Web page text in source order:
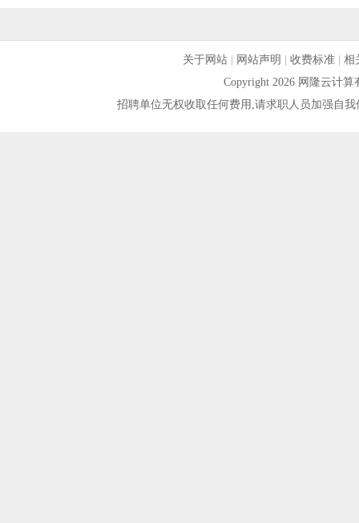
关于网站| 网站声明 收费标准| 相
Copyright 2026 网隆云计
招聘单位无权收取任何费用,请求职人员加强自